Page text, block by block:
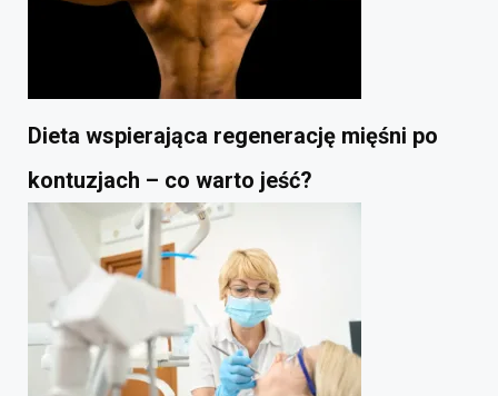
Dieta wspierająca regenerację mięśni po
kontuzjach – co warto jeść?